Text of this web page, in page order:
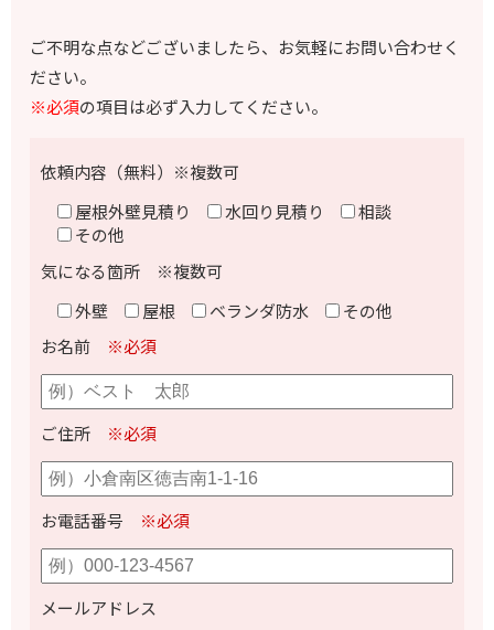
ご不明な点などございましたら、お気軽にお問い合わせく
ださい。
※必須の項目は必ず入力してください。
依頼内容（無料）※複数可
屋根外壁見積り
水回り見積り
相談
その他
気になる箇所 ※複数可
外壁
屋根 ベランダ防水
その他
お名前 ※必須
ご住所 ※必須
お電話番号 ※必須
メールアドレス